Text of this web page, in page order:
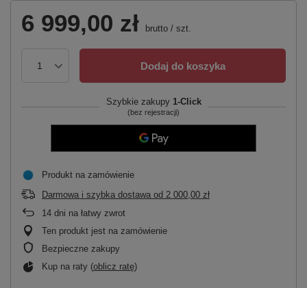
6 999,00 zł brutto / szt.
Dodaj do koszyka
Szybkie zakupy 1-Click
(bez rejestracji)
Produkt na zamówienie
Darmowa i szybka dostawa od 2 000,00 zł
14 dni na łatwy zwrot
Ten produkt jest na zamówienie
Bezpieczne zakupy
Kup na raty (oblicz ratę)